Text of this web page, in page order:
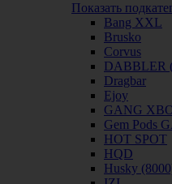
Показать
Bang XXL
Brusko
Corvus
DABBLER
Dragbar
Ejoy
GANG
Gem Pods
HOT SPOT
HQD
Husky